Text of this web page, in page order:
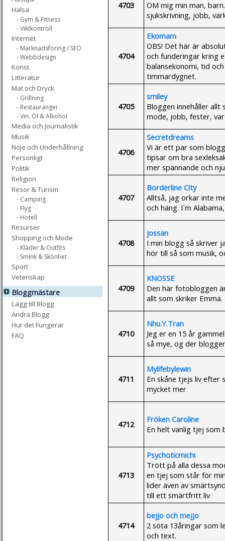
Hälsa
- Gym & Fitness
- Viktkontroll
Internet
- Marknadsföring / SEO
- Webbdesign
Konst
Litteratur
Mat och Dryck
- Grillning
- Restauranger
- Vin, Öl & Alkohol
Media och Journalistik
Musik
Nöje och Underhållning
Personligt
Politik
Religion
Resor & Turism
- Camping
- Flyg
- Hotell
Resurser
Shopping och Mode
- Kläder & Outfits
- Smink & Skönhet
Sport
Vetenskap
Bloggmästare
Lägg till Blogg
Ändra Blogg
Hur det Fungerar
FAQ
4703
OM mig min man,
sjukskrivning, jobb,
4704
Ekomam
OBS! Det här är
och funderingar kring
balansekonomi, tid
timmardygnet.
4705
smiley
Bloggen innehåller allt
mode, jobb, fester,
4706
Secretdreams
Vi är ett par som
tipsar om bra
mer spännande och
4707
Borderline City
Alltså, jag orkar inte
och häng. I´m
4708
jossan
I min blogg så skriver
hör till så som musik,
4709
KNOSSE
Den här fotobloggen
allt som skriker
4710
Nhu.Y.Tran
Jeg er en 15 år
så mye, og der
4711
Mylifebylewin
En skåne tjejs liv efter
mycket mer
4712
Fröken Caroline
En helt vanlig tjej som
4713
Psychoticmichi
Trött på alla dessa
en tjej som står för
lider även av
till ett smärtfritt liv
4714
bejjo och mejjo
2 söta 13åringar som
och text.